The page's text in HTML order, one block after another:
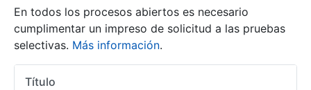
En todos los procesos abiertos es necesario
cumplimentar un impreso de solicitud a las pruebas
selectivas. Más información.
Título